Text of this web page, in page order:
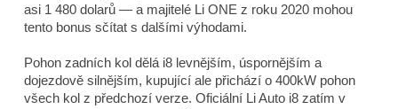
asi 1 480 dolarů — a majitelé Li ONE z roku 2020 mohou
tento bonus sčítat s dalšími výhodami.
Pohon zadních kol dělá i8 levnějším, úspornějším a
dojezdově silnějším, kupující ale přichází o 400kW pohon
všech kol z předchozí verze. Oficiální Li Auto i8 zatím v